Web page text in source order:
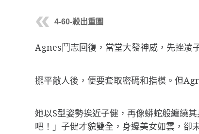
4-60-殺出重圍
Agnes鬥志回復，當堂大發神威，先挫凌
擺平敵人後，便要套取密碼和指模。但
她以S型姿勢挨近子健，再像蟒蛇般纏繞
吧！」子健才貌雙全，身邊美女如雲，卻